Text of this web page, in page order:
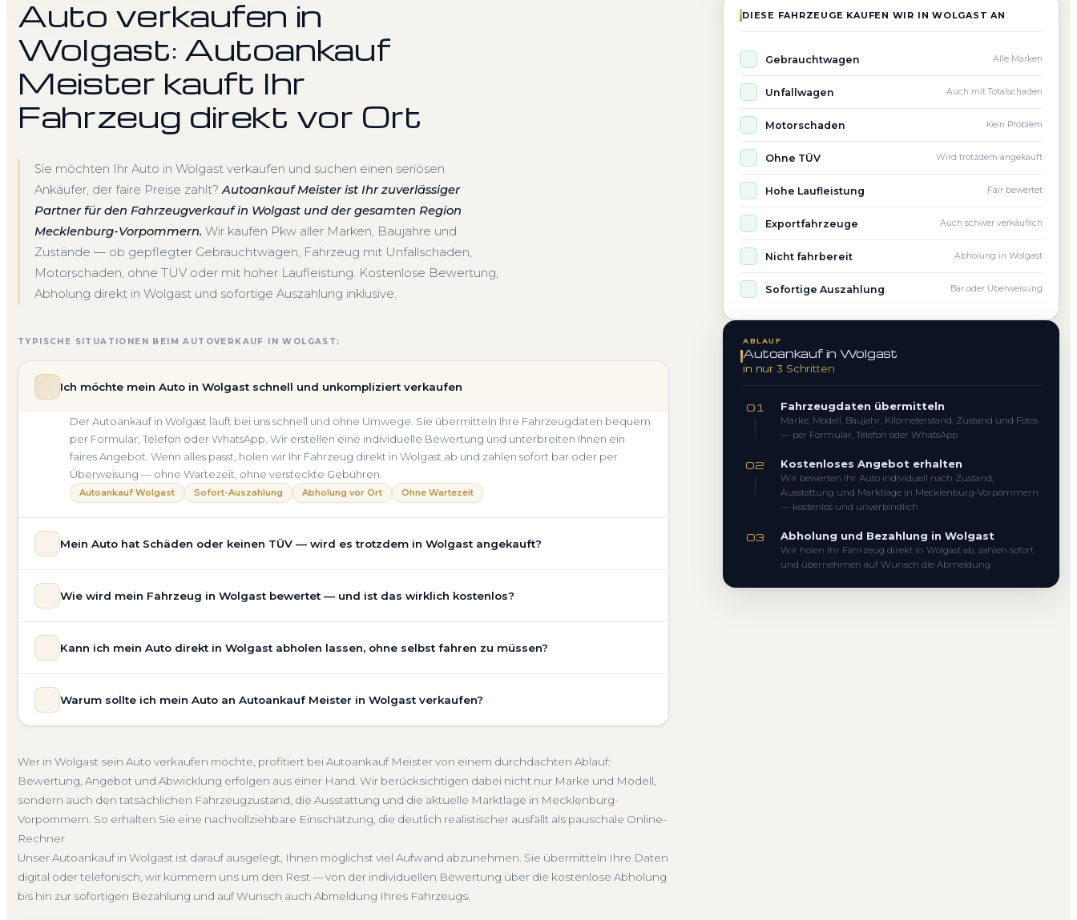
Auto verkaufen in
Wolgast: Autoankauf
Meister kauft Ihr
Fahrzeug direkt vor Ort
Sie möchten Ihr Auto in Wolgast verkaufen und suchen einen seriösen
Ankäufer, der faire Preise zahlt?Autoankauf Meister ist Ihr zuverlässiger
Partner für den Fahrzeugverkauf in Wolgast und der gesamten Region
Mecklenburg-Vorpommern. Wir kaufen Pkw aller Marken, Baujahre und
Zustände — ob gepflegter Gebrauchtwagen, Fahrzeug mit Unfallschaden,
Motorschaden, ohne TÜV oder mit hoher Laufleistung. Kostenlose Bewertung,
Abholung direkt in Wolgast und sofortige Auszahlung inklusive.
TYPISCHE SITUATIONEN BEIM AUTOVERKAUF IN WOLGAST:
Ich möchte mein Auto in Wolgast schnell und unkompliziert verkaufen
Der Autoankauf in Wolgast läuft bei uns schnell und ohne Umwege. Sie übermitteln Ihre Fahrzeugdaten bequem
per Formular, Telefon oder WhatsApp. Wir erstellen eine individuelle Bewertung und unterbreiten Ihnen ein
faires Angebot. Wenn alles passt, holen wir Ihr Fahrzeug direkt in Wolgast ab und zahlen sofort bar oder per
Überweisung — ohne Wartezeit, ohne versteckte Gebühren.
Autoankauf Wolgast Sofort-Auszahlung Abholung vor Ort Ohne Wartezeit
Mein Auto hat Schäden oder keinen TÜV — wird es trotzdem in Wolgast angekauft?
allgemeinem Reparaturbedarf direkt in Wolgast an. Der Zustand Ihres Fahrzeugs fließt transparent in unsere
Unfallwagen Wolgast Motorschaden Ohne TÜV Getriebeschaden Faire Bewertung
Wie wird mein Fahrzeug in Wolgast bewertet — und ist das wirklich kostenlos?
Marke, Modell, Baujahr, Kilometerstand, Ausstattung, Pflegezustand und die aktuelle Marktlage. So erhalten Sie
Kostenlose Bewertung Marktwert Wolgast Unverbindlich Seriöse Einschätzung
Kann ich mein Auto direkt in Wolgast abholen lassen, ohne selbst fahren zu müssen?
— egal ob zu Hause, am Arbeitsplatz oder an einem Treffpunkt Ihrer Wahl in Wolgast und Umgebung. Auch nicht
Warum sollte ich mein Auto an Autoankauf Meister in Wolgast verkaufen?
Bewertung, ein verbindliches Angebot und auf Wunsch den kompletten Service von der Abholung bis zur
Abmeldung. Über 4.800 zufriedene Kunden sprechen für sich.
Seit 2010 4.800+ Ankäufe Komplettservice Mecklenburg-Vorpommern
Wer in Wolgast sein Auto verkaufen möchte, profitiert bei Autoankauf Meister von einem durchdachten Ablauf:
Bewertung, Angebot und Abwicklung erfolgen aus einer Hand. Wir berücksichtigen dabei nicht nur Marke und Modell,
sondern auch den tatsächlichen Fahrzeugzustand, die Ausstattung und die aktuelle Marktlage in Mecklenburg-
Vorpommern. So erhalten Sie eine nachvollziehbare Einschätzung, die deutlich realistischer ausfällt als pauschale Online-
Rechner.
Unser Autoankauf in Wolgast ist darauf ausgelegt, Ihnen möglichst viel Aufwand abzunehmen. Sie übermitteln Ihre Daten
digital oder telefonisch, wir kümmern uns um den Rest — von der individuellen Bewertung über die kostenlose Abholung
bis hin zur sofortigen Bezahlung und auf Wunsch auch Abmeldung Ihres Fahrzeugs.
DIESE FAHRZEUGE KAUFEN WIR IN WOLGAST AN
Gebrauchtwagen Alle Marken
Unfallwagen Auch mit Totalschaden
Motorschaden Kein Problem
Ohne TÜV Wird trotzdem angekauft
Hohe Laufleistung Fair bewertet
Exportfahrzeuge Auch schwer verkäuflich
Nicht fahrbereit Abholung in Wolgast
Sofortige Auszahlung Bar oder Überweisung
ABLAUF
Autoankauf in Wolgast
in nur 3 Schritten
01 Fahrzeugdaten übermitteln
Marke, Modell, Baujahr, Kilometerstand, Zustand und Fotos
— per Formular, Telefon oder WhatsApp
02 Kostenloses Angebot erhalten
Wir bewerten Ihr Auto individuell nach Zustand,
Ausstattung und Marktlage in Mecklenburg-Vorpommern
— kostenlos und unverbindlich
03 Abholung und Bezahlung in Wolgast
Wir holen Ihr Fahrzeug direkt in Wolgast ab, zahlen sofort
und übernehmen auf Wunsch die Abmeldung